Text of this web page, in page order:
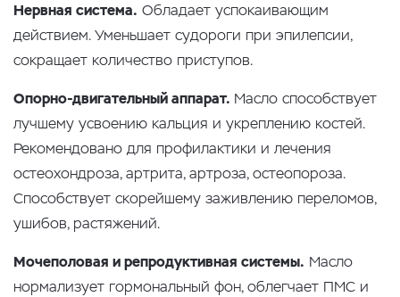
Нервная система. Обладает успокаивающим
действием. Уменьшает судороги при эпилепсии,
сокращает количество приступов.
Опорно-двигательный аппарат. Масло способствует
лучшему усвоению кальция и укреплению костей.
Рекомендовано для профилактики и лечения
остеохондроза, артрита, артроза, остеопороза.
Способствует скорейшему заживлению переломов,
ушибов, растяжений.
Мочеполовая и репродуктивная системы. Масло
нормализует гормональный фон, облегчает ПМС и